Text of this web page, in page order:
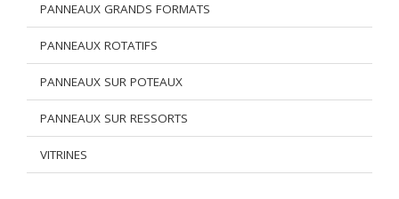
PANNEAUX GRANDS FORMATS
PANNEAUX ROTATIFS
PANNEAUX SUR POTEAUX
PANNEAUX SUR RESSORTS
VITRINES